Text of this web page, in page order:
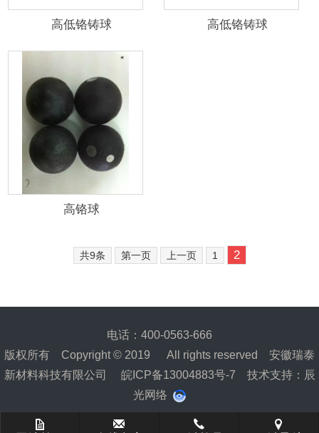
高低铬铸球 高低铬铸球
高铬球
共9条 第一页 上一页 1 2
电话：400-0563-666
版权所有 Copyright © 2019 All rights reserved 安徽瑞泰
新材料科技有限公司 皖ICP备13004883号-7 技术支持： 辰
光网络